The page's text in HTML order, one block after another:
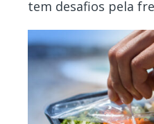
tem desafios pela